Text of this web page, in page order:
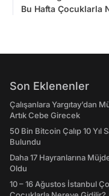
Bu Hafta Çocuklarla
Son Eklenenler
Çalışanlara Yargıtay’dan
Artık Cebe Girecek
50 Bin Bitcoin Çalıp 10 Yıl
Bulundu
Daha 17 Hayranlarına
Oldu
10 – 16 Ağustos İstanbul